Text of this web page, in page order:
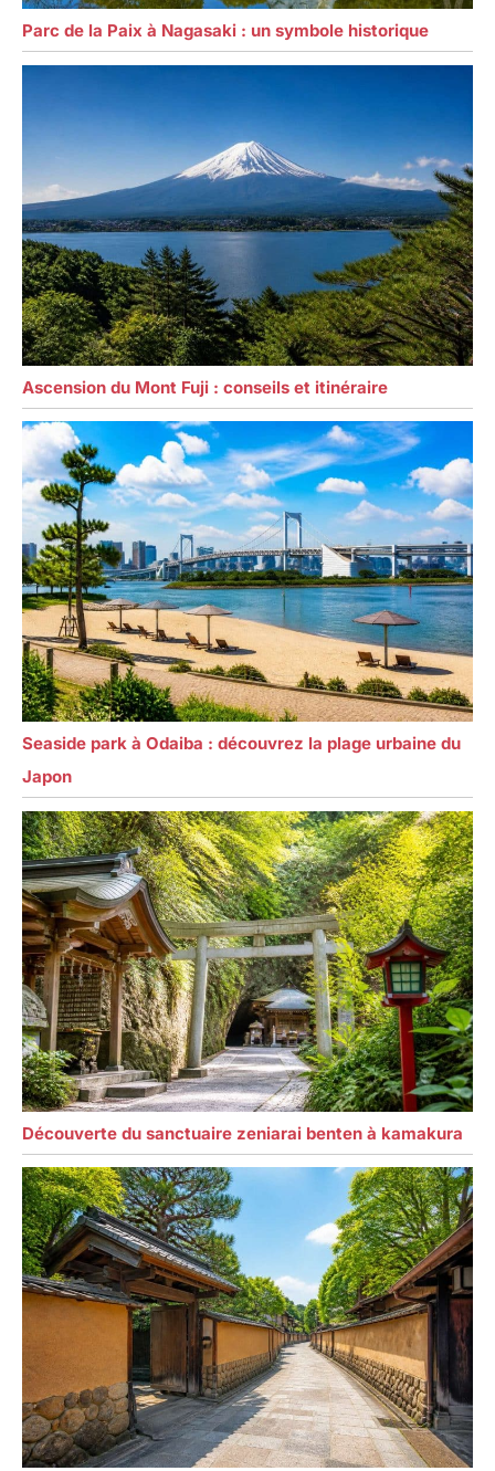
Parc de la Paix à Nagasaki : un symbole historique
Ascension du Mont Fuji : conseils et itinéraire
Seaside park à Odaiba : découvrez la plage urbaine du
Japon
Découverte du sanctuaire zeniarai benten à kamakura